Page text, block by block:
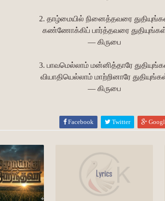
2. தாழ்மையில் நினைத்தவரை
கண்ணோக்கிப் பார்த்தவரை
— கிருபை
3. பாவமெல்லாம் மன்னித்தாரே
வியாதியெல்லாம் மாற்றினாரே
— கிருபை
Facebook Twitter